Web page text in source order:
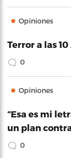
Opiniones
Terror a las 10
0
Opiniones
“Esa es mi
un plan
0